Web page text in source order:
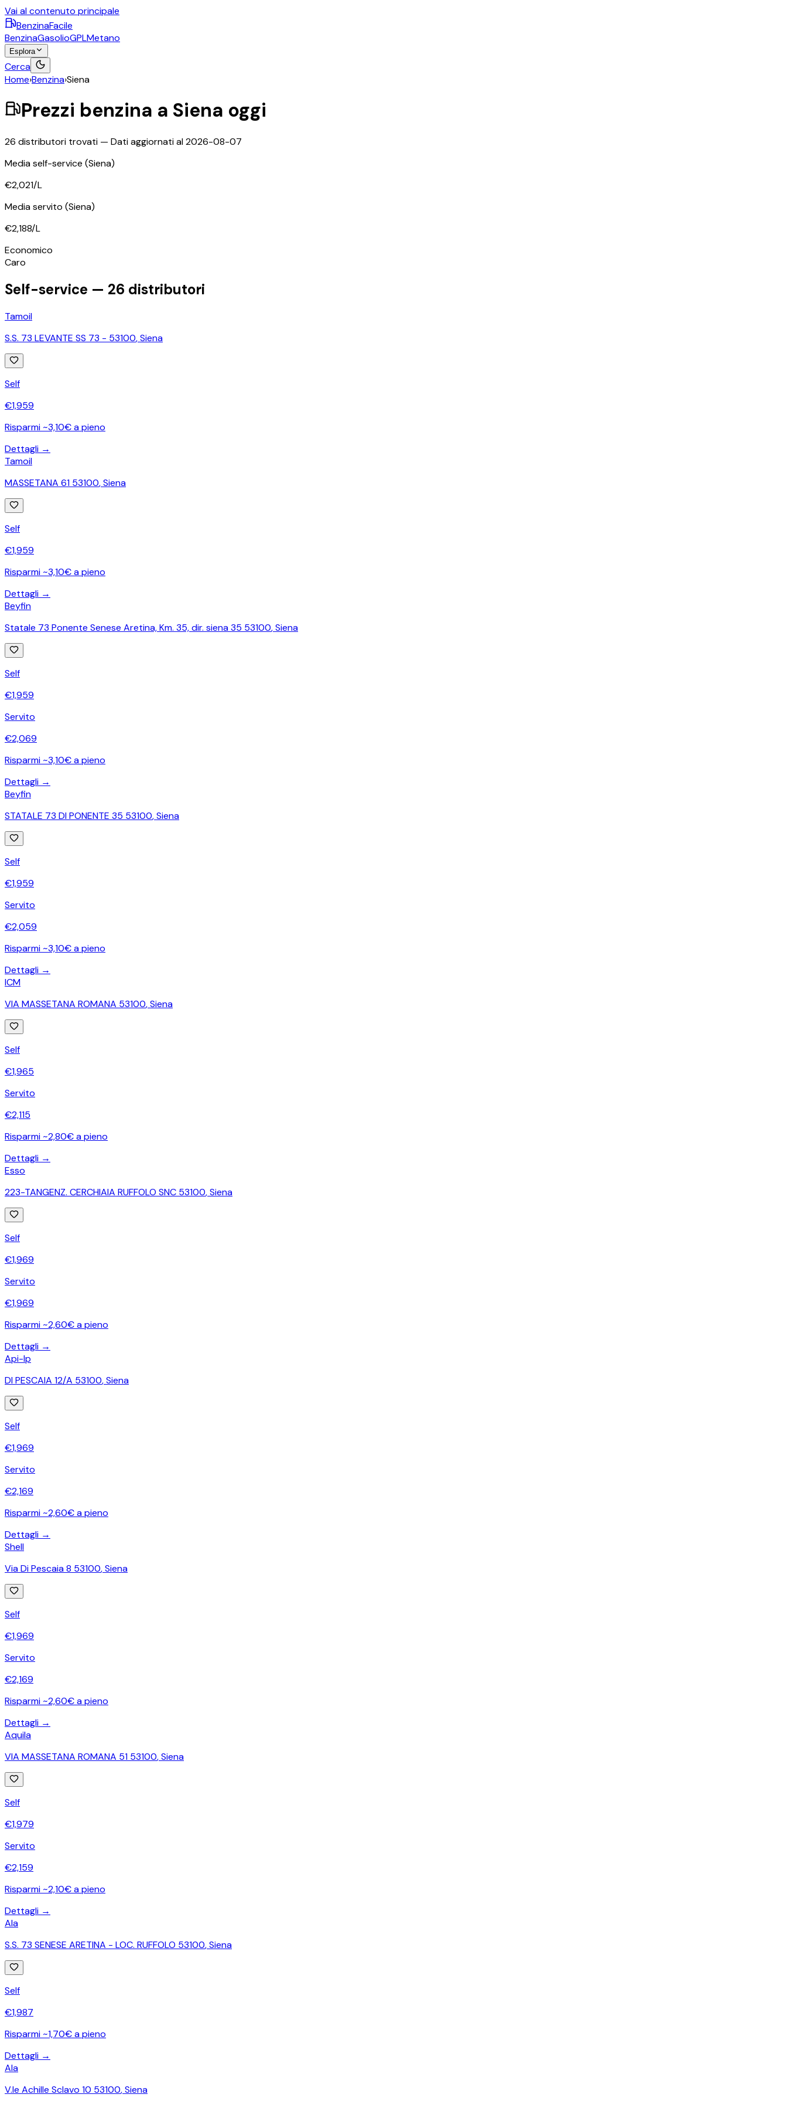
Vai al contenuto principale
BenzinaFacile
BenzinaGasolioGPLMetano
Esplora
Cerca
Home›Benzina›Siena
Prezzi benzina a Siena oggi
26 distributori trovati — Dati aggiornati al2026-08-07
Media self-service (Siena)
€2,021/L
Media servito (Siena)
€2,188/L
Economico
Caro
Self-service — 26 distributori
Tamoil
S.S. 73 LEVANTE SS 73 - 53100,Siena
Self
€1,959
Risparmi ~3,10€ a pieno
Dettagli →
Tamoil
MASSETANA 61 53100,Siena
Self
€1,959
Risparmi ~3,10€ a pieno
Dettagli →
Beyfin
Statale 73 Ponente Senese Aretina, Km. 35, dir. siena 35 53100,Siena
Self
€1,959
Servito
€2,069
Risparmi ~3,10€ a pieno
Dettagli →
Beyfin
STATALE 73 DI PONENTE 35 53100,Siena
Self
€1,959
Servito
€2,059
Risparmi ~3,10€ a pieno
Dettagli →
ICM
VIA MASSETANA ROMANA 53100,Siena
Self
€1,965
Servito
€2,115
Risparmi ~2,80€ a pieno
Dettagli →
Esso
223-TANGENZ. CERCHIAIA RUFFOLO SNC 53100,Siena
Self
€1,969
Servito
€1,969
Risparmi ~2,60€ a pieno
Dettagli →
Api-Ip
DI PESCAIA 12/A 53100,Siena
Self
€1,969
Servito
€2,169
Risparmi ~2,60€ a pieno
Dettagli →
Shell
Via Di Pescaia 8 53100,Siena
Self
€1,969
Servito
€2,169
Risparmi ~2,60€ a pieno
Dettagli →
Aquila
VIA MASSETANA ROMANA 51 53100,Siena
Self
€1,979
Servito
€2,159
Risparmi ~2,10€ a pieno
Dettagli →
Ala
S.S. 73 SENESE ARETINA - LOC. RUFFOLO 53100,Siena
Self
€1,987
Risparmi ~1,70€ a pieno
Dettagli →
Ala
V.le Achille Sclavo 10 53100,Siena